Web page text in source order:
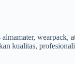
kualitas,